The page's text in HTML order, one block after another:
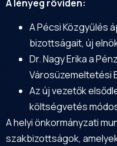
A lényeg röviden:
A Pécsi Közgyűlés
bizottságait, új
Dr. Nagy Erika a
Városüzemeltetési
Az új vezetők
költségvetés
A helyi önkormányzati
szakbizottságok,